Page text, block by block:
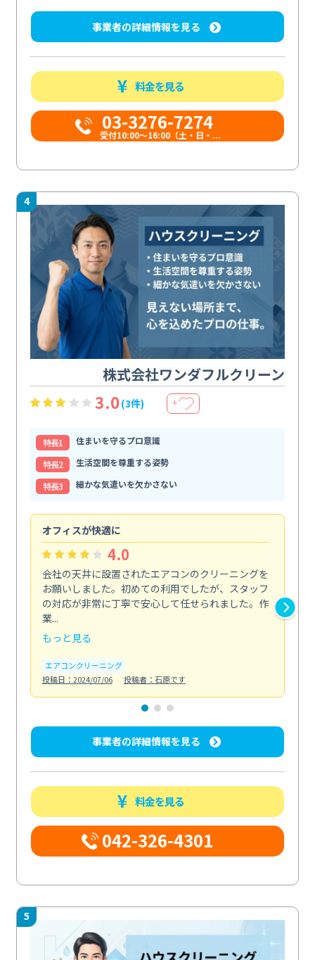
事業者の詳細情報を見る
料金を見る
03-3276-7274
受付10:00〜16:00（土・日・...
4
株式会社ワンダフルクリーン
3.0(3件) ＋
特⻑1
住まいを守るプロ意識
特⻑2
生活空間を尊重する姿勢
特⻑3
細かな気遣いを欠かさない
オフィスが快適に
4.0
会社の天井に設置されたエアコンのクリーニングを
お願いしました。初めての利用でしたが、スタッフ
の対応が非常に丁寧で安心して任せられました。作
業...
もっと見る
エアコンクリーニング
投稿日：2024/07/06
投稿者：石原です
事業者の詳細情報を見る
料金を見る
042-326-4301
5